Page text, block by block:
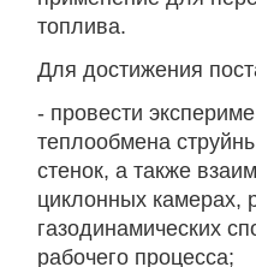
топлива.
Для достижения
- провести
теплообмена
стенок, а также
циклонных камерах,
газодинамических
рабочего процесса;